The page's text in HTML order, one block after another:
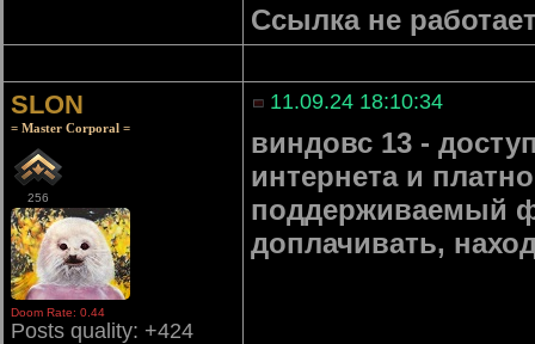
Ссылка не
SLON
= Master Corporal =
256
Doom Rate: 0.44
Posts quality: +424
11.09.24 18:10:34
виндовс 13 -
интернета и
поддерживаемый
доплачивать,